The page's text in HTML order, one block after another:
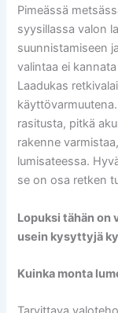
Pimeässä
syysillassa valon
suunnistamiseen
valintaa ei
Laadukas
rasitusta, pitkä
rakenne
lumisateessa.
se on osa retken
Lopuksi tähän
usein kysyttyjä
Kuinka monta